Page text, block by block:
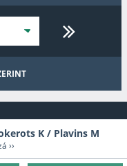
K / Plavins M
››